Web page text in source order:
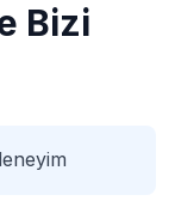
Bizi